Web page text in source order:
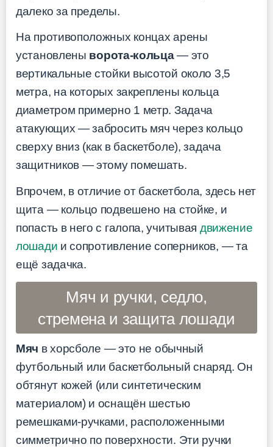
далеко за пределы.
На противоположных концах арены
установлены ворота-кольца— это
вертикальные стойки высотой около 3,5
метра, на которых закреплены кольца
диаметром примерно 1 метр. Задача
атакующих — забросить мяч через кольцо
сверху вниз (как в баскетболе), задача
защитников — этому помешать.
Впрочем, в отличие от баскетбола, здесь нет
щита — кольцо подвешено на стойке, и
попасть в него с галопа, учитывая движение
лошади и сопротивление соперников, — та
ещё задачка.
Мяч и ручки, седло,
стремена и защита лошади
Мяч в хорсболе — это не обычный
футбольный или баскетбольный снаряд. Он
обтянут кожей (или синтетическим
материалом) и оснащён шестью
ремешками-ручками, расположенными
симметрично по поверхности. Эти ручки